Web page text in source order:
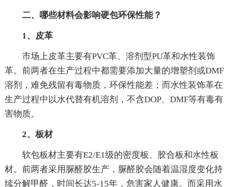
二、哪些材料会影响硬包环保性能？
1、皮革
市场上皮革主要有PVC革、溶剂型PU革和水性装饰
革。前两者在生产过程中都需要添加大量的增塑剂或DMF
溶剂，难免残留有毒物质，环保性能差；而水性装饰革在
生产过程中以水代替有机溶剂，不含DOP、DMF等有毒有
害物质。
2、板材
软包板材主要有E2/E1级的密度板、胶合板和水性板
材。前两者采用脲醛胶生产，脲醛胶会随着温湿度变化持
续分解甲醛，时间长达5-15年，危害家人健康。而采用水